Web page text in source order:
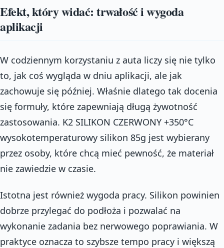
Efekt, który widać: trwałość i wygoda
aplikacji
W codziennym korzystaniu z auta liczy się nie tylko
to, jak coś wygląda w dniu aplikacji, ale jak
zachowuje się później. Właśnie dlatego tak docenia
się formuły, które zapewniają długą żywotność
zastosowania. K2 SILIKON CZERWONY +350°C
wysokotemperaturowy silikon 85g jest wybierany
przez osoby, które chcą mieć pewność, że materiał
nie zawiedzie w czasie.
Istotna jest również wygoda pracy. Silikon powinien
dobrze przylegać do podłoża i pozwalać na
wykonanie zadania bez nerwowego poprawiania. W
praktyce oznacza to szybsze tempo pracy i większą